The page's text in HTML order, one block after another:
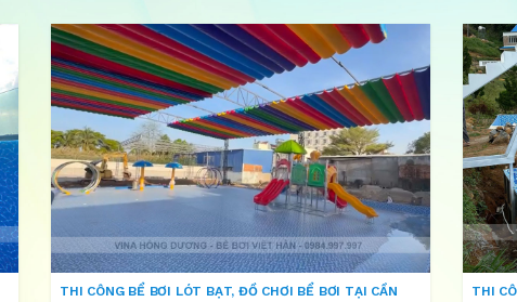
THI CÔNG BỂ BƠI LÓT BẠT, ĐỒ CHƠI BỂ BƠI TẠI CẦN
THI